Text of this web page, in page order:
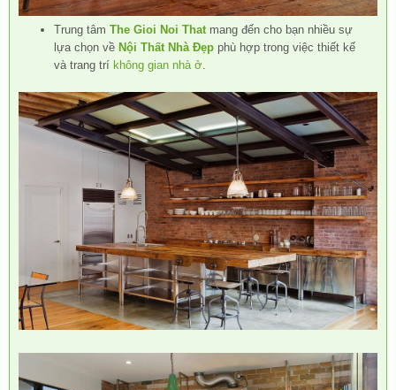
Trung tâm The Gioi Noi That mang đến cho bạn nhiều sự
lựa chọn về Nội Thất Nhà Đẹp phù hợp trong việc thiết kế
và trang trí không gian nhà ở